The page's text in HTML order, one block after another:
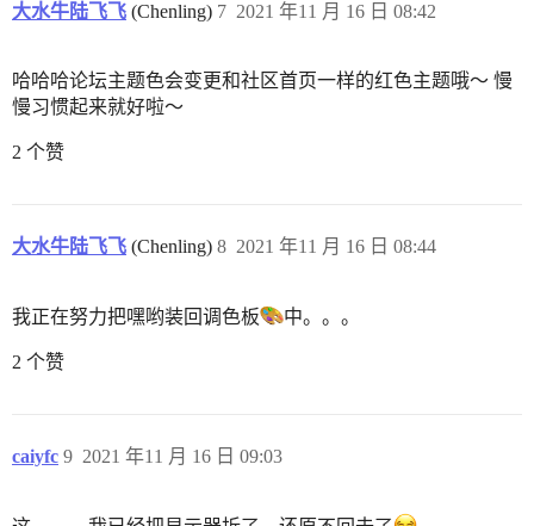
大水牛陆飞飞 (Chenling) 2021 年11 月 16 日 08:42
7
哈哈哈论坛主题色会变更和社区首页一样的红色主题哦～ 慢
慢习惯起来就好啦～
2 个赞
大水牛陆飞飞 (Chenling) 2021 年11 月 16 日 08:44
8
我正在努力把嘿哟装回调色板 中。。。
2 个赞
caiyfc 2021 年11 月 16 日 09:03
9